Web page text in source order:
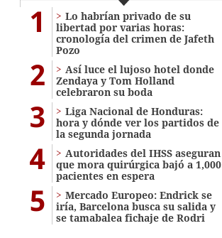
1
Lo habrían privado de su
libertad por varias horas:
cronología del crimen de Jafeth
Pozo
2
Así luce el lujoso hotel donde
Zendaya y Tom Holland
celebraron su boda
3
Liga Nacional de Honduras:
hora y dónde ver los partidos de
la segunda jornada
4
Autoridades del IHSS aseguran
que mora quirúrgica bajó a 1,000
pacientes en espera
5
Mercado Europeo: Endrick se
iría, Barcelona busca su salida y
se tamabalea fichaje de Rodri